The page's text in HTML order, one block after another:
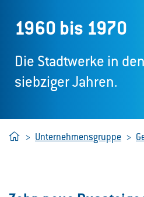
1960 bis 1970
Die Stadtwerke in
siebziger Jahren.
HomeUnternehmensgruppe